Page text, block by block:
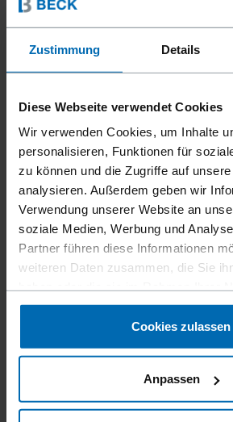
Zustimmung Details
Diese Webseite verwendet Cookies
Wir verwenden Cookies, um Inhalte
personalisieren, Funktionen für
zu können und die Zugriffe auf
analysieren. Außerdem geben wir
Verwendung unserer Website an
soziale Medien, Werbung und
Partner führen diese Informationen
weiteren Daten zusammen, die Sie
gesammelt haben.
Cookies zulassen
Anpassen
Befestigungsmittel///Klammern///
Schwer­draht­klammern
BECK GSB
PASLODE GSB
15 - 25 mm | 5/8 - 1"